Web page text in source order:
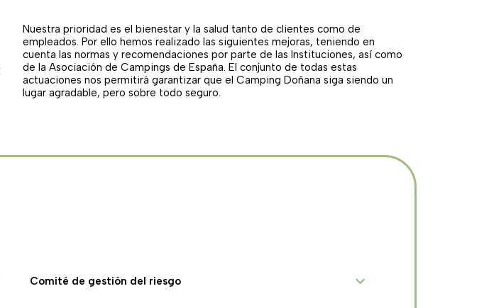
Nuestra prioridad es el bienestar y la salud tanto de clientes como de
empleados. Por ello hemos realizado las siguientes mejoras, teniendo en
cuenta las normas y recomendaciones por parte de las Instituciones, así como
de la Asociación de Campings de España. El conjunto de todas estas
actuaciones nos permitirá garantizar que el Camping Doñana siga siendo un
lugar agradable, pero sobre todo seguro.
Comité de gestión del riesgo